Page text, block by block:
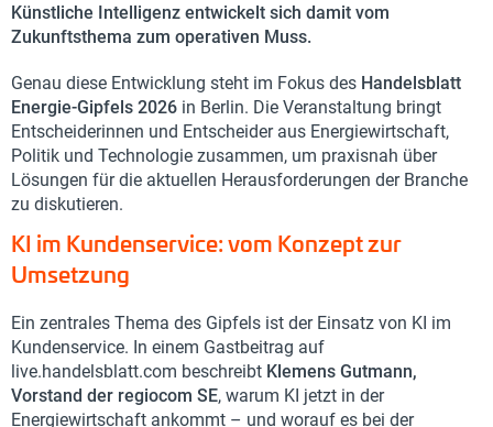
Künstliche Intelligenz entwickelt sich damit vom
Zukunftsthema zum operativen Muss.
Genau diese Entwicklung steht im Fokus des Handelsblatt
Energie-Gipfels 2026 in Berlin. Die Veranstaltung bringt
Entscheiderinnen und Entscheider aus Energiewirtschaft,
Politik und Technologie zusammen, um praxisnah über
Lösungen für die aktuellen Herausforderungen der Branche
zu diskutieren.
KI im Kundenservice: vom Konzept zur
Umsetzung
Ein zentrales Thema des Gipfels ist der Einsatz von KI im
Kundenservice. In einem Gastbeitrag auf
live.handelsblatt.com beschreibt Klemens Gutmann,
Vorstand der regiocom SE, warum KI jetzt in der
Energiewirtschaft ankommt – und worauf es bei der